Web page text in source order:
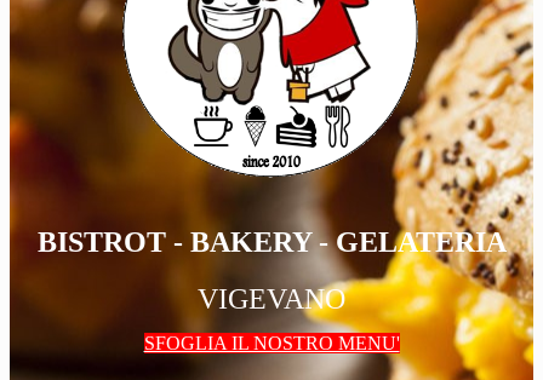
BISTROT - BAKERY - GELATERIA
VIGEVANO
SFOGLIA IL NOSTRO MENU'